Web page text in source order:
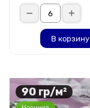
В корзину
90 гр/м²